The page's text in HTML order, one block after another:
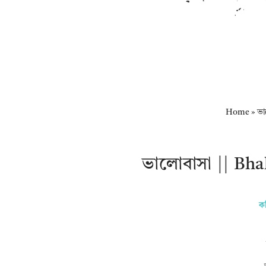
Home »
ভালোবাসা ||